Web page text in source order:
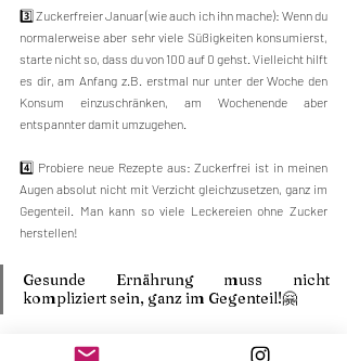
3️⃣ Zuckerfreier Januar (wie auch ich ihn mache): Wenn du
normalerweise aber sehr viele Süßigkeiten konsumierst,
starte nicht so, dass du von 100 auf 0 gehst. Vielleicht hilft
es dir, am Anfang z.B. erstmal nur unter der Woche den
Konsum einzuschränken, am Wochenende aber
entspannter damit umzugehen.
4️⃣ Probiere neue Rezepte aus: Zuckerfrei ist in meinen
Augen absolut nicht mit Verzicht gleichzusetzen, ganz im
Gegenteil. Man kann so viele Leckereien ohne Zucker
herstellen!
Gesunde Ernährung muss nicht
kompliziert sein, ganz im Gegenteil!🤗
ERNÄHRUNG